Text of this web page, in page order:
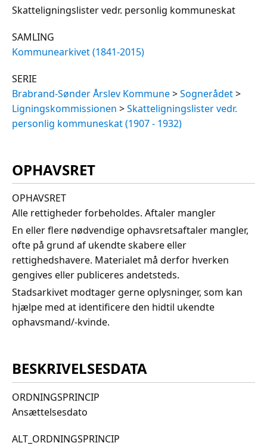
Skatteligningslister vedr. personlig kommuneskat
SAMLING
Kommunearkivet (1841-2015)
SERIE
Brabrand-Sønder Årslev Kommune>Sognerådet>
Ligningskommissionen >Skatteligningslister vedr.
personlig kommuneskat (1907 - 1932)
OPHAVSRET
OPHAVSRET
Alle rettigheder forbeholdes. Aftaler mangler
En eller flere nødvendige ophavsretsaftaler mangler,
ofte på grund af ukendte skabere eller
rettighedshavere. Materialet må derfor hverken
gengives eller publiceres andetsteds.
Stadsarkivet modtager gerne oplysninger, som kan
hjælpe med at identificere den hidtil ukendte
ophavsmand/-kvinde.
BESKRIVELSESDATA
ORDNINGSPRINCIP
Ansættelsesdato
ALT_ORDNINGSPRINCIP